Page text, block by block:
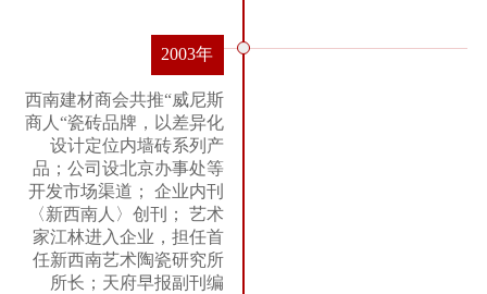
2003年
西南建材商会共推“威尼斯
商人“瓷砖品牌，以差异化
设计定位内墙砖系列产
品；公司设北京办事处等
开发市场渠道； 企业内刊
〈新西南人〉创刊； 艺术
家江林进入企业，担任首
任新西南艺术陶瓷研究所
所长；天府早报副刊编